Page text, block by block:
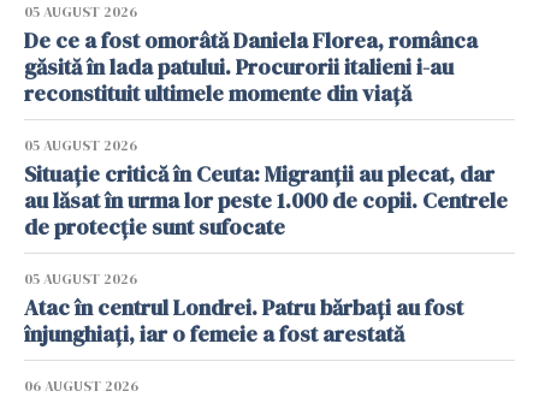
05 AUGUST 2026
De ce a fost omorâtă Daniela Florea, românca
găsită în lada patului. Procurorii italieni i-au
reconstituit ultimele momente din viață
05 AUGUST 2026
Situație critică în Ceuta: Migranții au plecat, dar
au lăsat în urma lor peste 1.000 de copii. Centrele
de protecție sunt sufocate
05 AUGUST 2026
Atac în centrul Londrei. Patru bărbați au fost
înjunghiați, iar o femeie a fost arestată
06 AUGUST 2026